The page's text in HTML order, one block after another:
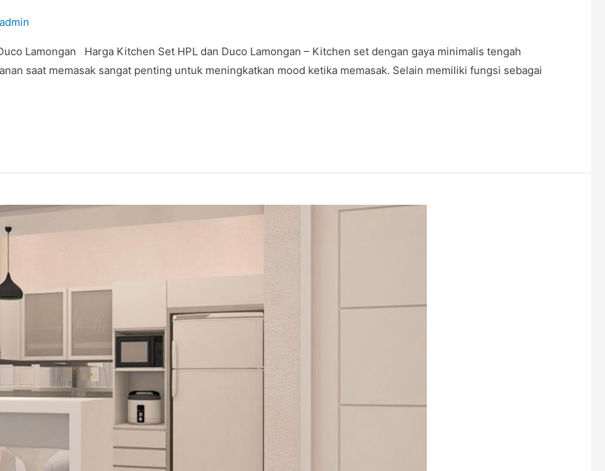
admin
Lamongan Harga Kitchen Set HPL dan Duco Lamongan – Kitchen set dengan gaya minimalis tengah
saat memasak sangat penting untuk meningkatkan mood ketika memasak. Selain memiliki fungsi sebagai